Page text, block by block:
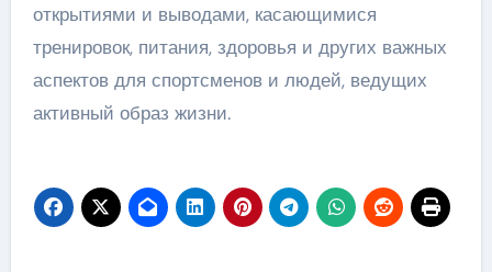
открытиями и выводами, касающимися
тренировок, питания, здоровья и других важных
аспектов для спортсменов и людей, ведущих
активный образ жизни.